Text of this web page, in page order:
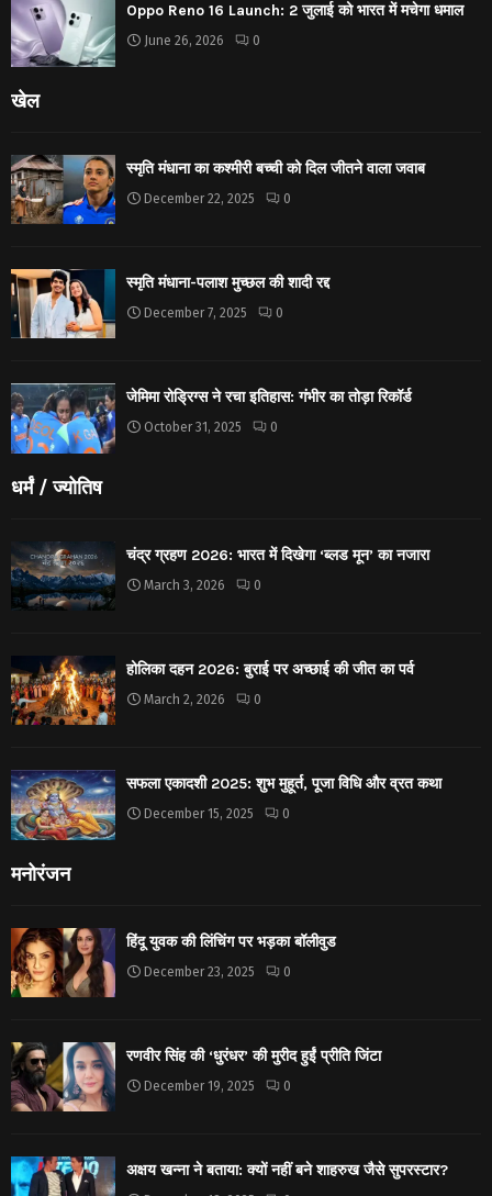
Oppo Reno 16 Launch: 2 जुलाई को भारत में मचेगा धमाल
June 26, 2026 0
खेल
स्मृति मंधाना का कश्मीरी बच्ची को दिल जीतने वाला जवाब
December 22, 2025 0
स्मृति मंधाना-पलाश मुच्छल की शादी रद्द
December 7, 2025 0
जेमिमा रोड्रिग्स ने रचा इतिहास: गंभीर का तोड़ा रिकॉर्ड
October 31, 2025 0
धर्मं / ज्योतिष
चंद्र ग्रहण 2026: भारत में दिखेगा ‘ब्लड मून’ का नजारा
March 3, 2026 0
होलिका दहन 2026: बुराई पर अच्छाई की जीत का पर्व
March 2, 2026 0
सफला एकादशी 2025: शुभ मुहूर्त, पूजा विधि और व्रत कथा
December 15, 2025 0
मनोरंजन
हिंदू युवक की लिंचिंग पर भड़का बॉलीवुड
December 23, 2025 0
रणवीर सिंह की ‘धुरंधर’ की मुरीद हुईं प्रीति जिंटा
December 19, 2025 0
अक्षय खन्ना ने बताया: क्यों नहीं बने शाहरुख जैसे सुपरस्टार?